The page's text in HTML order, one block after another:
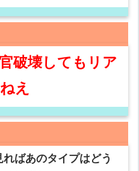
破壊してもリア
え
ばあのタイプはどう